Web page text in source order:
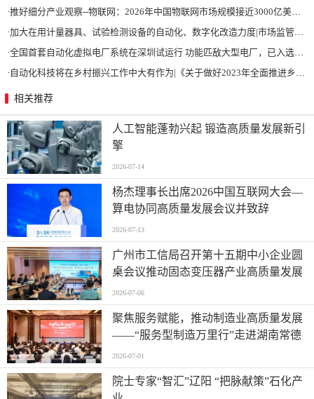
·推好细分产业观察--物联网：2026年中国物联网市场规模接近3000亿美元 智慧工厂、智慧城市、智慧电网等将占60%以上
·加大在用计量器具、试验检测设备的自动化、数字化改造力度|市场监管总局 工业和信息化部 关于促进企业计量能力提升的指导意见
·全国首套自动化虚拟电厂系统在深圳试运行 功能匹敌大型电厂，已入选国际典型案例
· 自动化科技将在乡村振兴工作中大有作为|《关于做好2023年全面推进乡村振兴重点工作的意见》发布
相关推荐
人工智能蓬勃兴起 锻造高质量发展新引
擎
2026-07-14
杨杰理事长出席2026中国互联网大会—
算电协同高质量发展会议并致辞
2026-07-13
广州市工信局召开第十五期中小企业圆
桌会议推动固态变压器产业高质量发展
2026-07-06
聚焦服务赋能，推动制造业高质量发展
——“服务型制造万里行”走进湖南常德
2026-07-01
院士专家“智汇”辽阳 “把脉献策”石化产